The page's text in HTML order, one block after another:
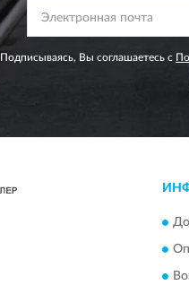
Подписываясь, Вы соглашаетесь с